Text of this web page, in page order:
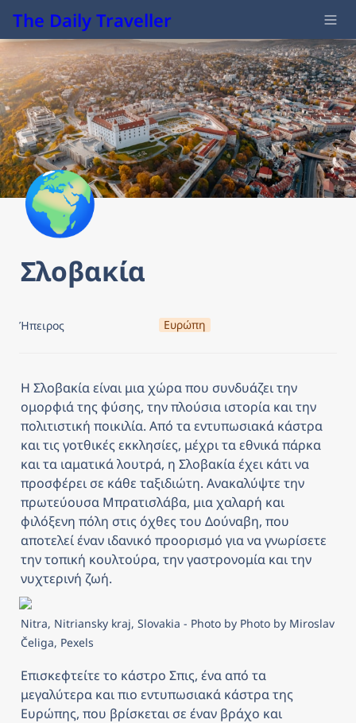
The Daily Traveller
🌍
Σλοβακία
Ήπειρος Ευρώπη
Η Σλοβακία είναι μια χώρα που συνδυάζει την
ομορφιά της φύσης, την πλούσια ιστορία και την
πολιτιστική ποικιλία. Από τα εντυπωσιακά κάστρα
και τις γοτθικές εκκλησίες, μέχρι τα εθνικά πάρκα
και τα ιαματικά λουτρά, η Σλοβακία έχει κάτι να
προσφέρει σε κάθε ταξιδιώτη. Ανακαλύψτε την
πρωτεύουσα Μπρατισλάβα, μια χαλαρή και
φιλόξενη πόλη στις όχθες του Δούναβη, που
αποτελεί έναν ιδανικό προορισμό για να γνωρίσετε
την τοπική κουλτούρα, την γαστρονομία και την
νυχτερινή ζωή.
Nitra, Nitriansky kraj, Slovakia - Photo by Photo by Miroslav
Čeliga, Pexels
Επισκεφτείτε το κάστρο Σπις, ένα από τα
μεγαλύτερα και πιο εντυπωσιακά κάστρα της
Ευρώπης, που βρίσκεται σε έναν βράχο και